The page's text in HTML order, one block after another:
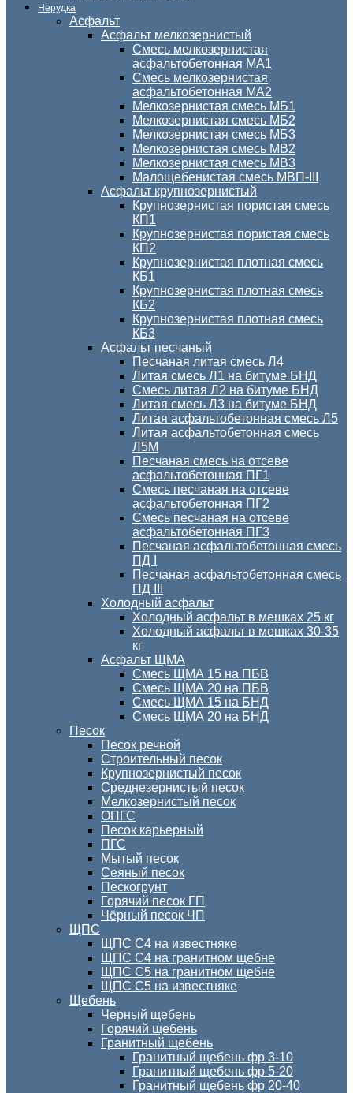
Нерудка
Асфальт
Асфальт мелкозернистый
Смесь мелкозернистая
асфальтобетонная МА1
Смесь мелкозернистая
асфальтобетонная МА2
Мелкозернистая смесь МБ1
Мелкозернистая смесь МБ2
Мелкозернистая смесь МБ3
Мелкозернистая смесь МВ2
Мелкозернистая смесь МВ3
Малощебенистая смесь МВП-III
Асфальт крупнозернистый
Крупнозернистая пористая смесь
КП1
Крупнозернистая пористая смесь
КП2
Крупнозернистая плотная смесь
КБ1
Крупнозернистая плотная смесь
КБ2
Крупнозернистая плотная смесь
КБ3
Асфальт песчаный
Песчаная литая смесь Л4
Литая смесь Л1 на битуме БНД
Смесь литая Л2 на битуме БНД
Литая смесь Л3 на битуме БНД
Литая асфальтобетонная смесь Л5
Литая асфальтобетонная смесь
Л5М
Песчаная смесь на отсеве
асфальтобетонная ПГ1
Смесь песчаная на отсеве
асфальтобетонная ПГ2
Смесь песчаная на отсеве
асфальтобетонная ПГ3
Песчаная асфальтобетонная смесь
ПД I
Песчаная асфальтобетонная смесь
ПД III
Холодный асфальт
Холодный асфальт в мешках 25 кг
Холодный асфальт в мешках 30-35
кг
Асфальт ЩМА
Смесь ЩМА 15 на ПБВ
Смесь ЩМА 20 на ПБВ
Смесь ЩМА 15 на БНД
Смесь ЩМА 20 на БНД
Песок
Песок речной
Строительный песок
Крупнозернистый песок
Среднезернистый песок
Мелкозернистый песок
ОПГС
Песок карьерный
ПГС
Мытый песок
Сеяный песок
Пескогрунт
Горячий песок ГП
Чёрный песок ЧП
ЩПС
ЩПС С4 на известняке
ЩПС С4 на гранитном щебне
ЩПС С5 на гранитном щебне
ЩПС С5 на известняке
Щебень
Черный щебень
Горячий щебень
Гранитный щебень
Гранитный щебень фр 3-10
Гранитный щебень фр 5-20
Гранитный щебень фр 20-40